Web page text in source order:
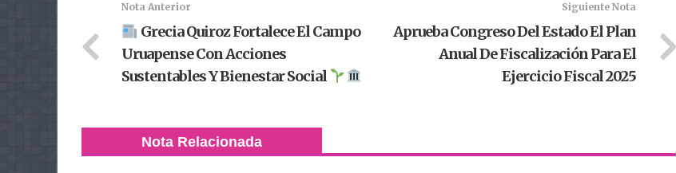
Nota Anterior
Grecia Quiroz Fortalece El Campo
Uruapense Con Acciones
Sustentables Y Bienestar Social
Siguiente Nota
Aprueba Congreso Del Estado El Plan
Anual De Fiscalización Para El
Ejercicio Fiscal 2025
Nota Relacionada